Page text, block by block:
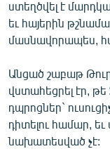
ստեղծվել է
եւ հայերին
մասնավորապես,
Անցած շաբաթ
վստահեցրել էր, թե
դպրոցներ`
դիտելու համար,
նախատեսված չէ: